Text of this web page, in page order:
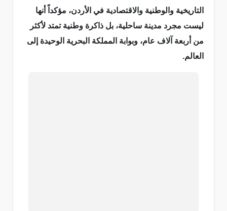
التاريخية والوطنية والاقتصادية في الأردن، مؤكداً أنها
ليست مجرد مدينة ساحلية، بل ذاكرة وطنية تمتد لأكثر
من أربعة آلاف عام، وبوابة المملكة البحرية الوحيدة إلى
العالم.